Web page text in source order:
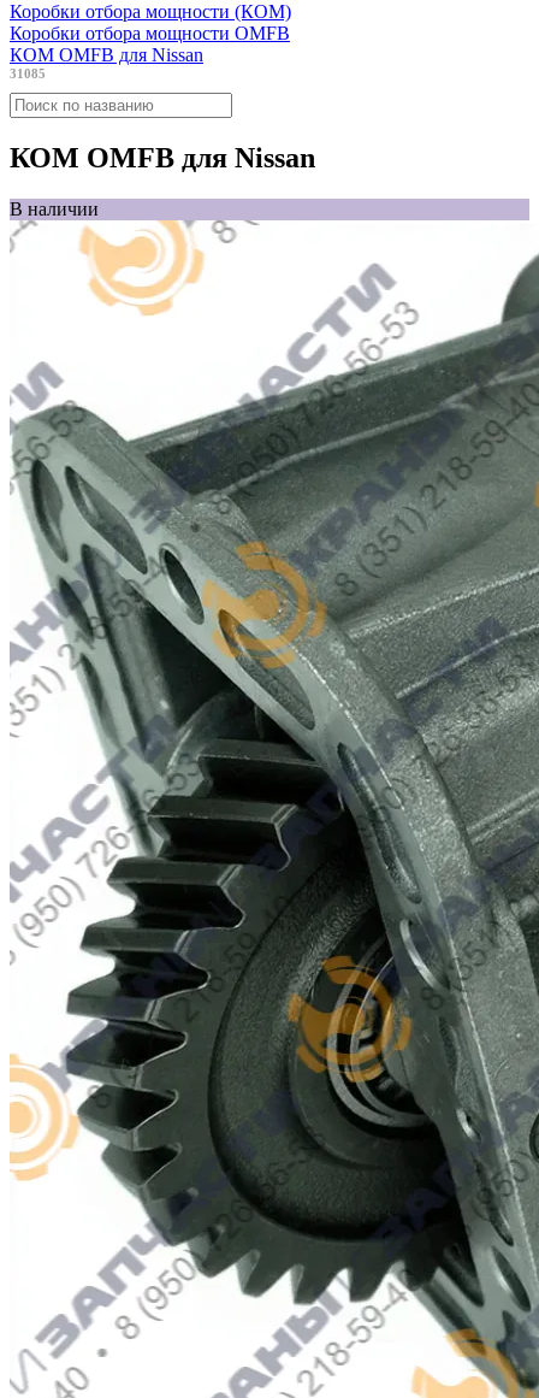
Коробки отбора мощности (КОМ)
Коробки отбора мощности OMFB
КОМ OMFB для Nissan
31085
КОМ OMFB для Nissan
В наличии